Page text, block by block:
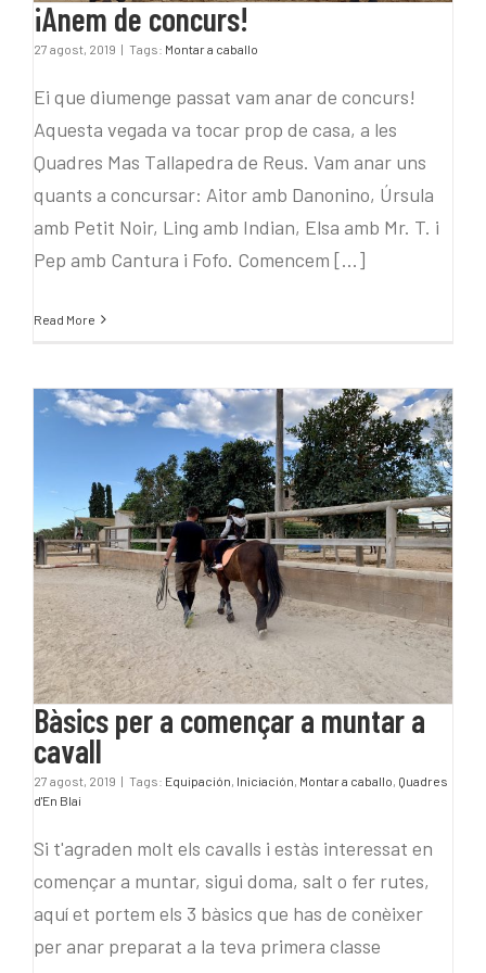
¡Anem de concurs!
27 agost, 2019 | Tags: Montar a caballo
Ei que diumenge passat vam anar de concurs!
Aquesta vegada va tocar prop de casa, a les
Quadres Mas Tallapedra de Reus. Vam anar uns
quants a concursar: Aitor amb Danonino, Úrsula
amb Petit Noir, Ling amb Indian, Elsa amb Mr. T. i
Pep amb Cantura i Fofo. Comencem [...]
Read More
Bàsics per a començar a
muntar a cavall
Bàsics per a començar a muntar a
cavall
27 agost, 2019 | Tags: Equipación Iniciación Montar a caballo Quadres
d'En Blai
Si t'agraden molt els cavalls i estàs interessat en
començar a muntar, sigui doma, salt o fer rutes,
aquí et portem els 3 bàsics que has de conèixer
per anar preparat a la teva primera classe